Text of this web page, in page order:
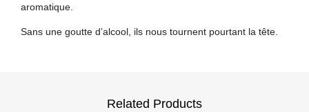
aromatique.
Sans une goutte d’alcool, ils nous tournent pourtant la tête.
Related Products